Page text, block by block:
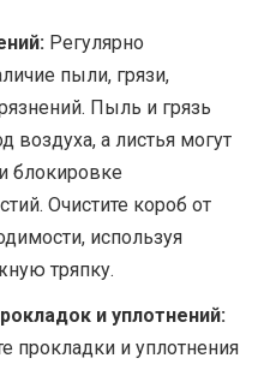
Регулярно
пыли, грязи,
Пыль и грязь
воздуха, а листья могут
блокировке
Очистите короб от
используя
тряпку.
и уплотнений:
прокладки и уплотнения